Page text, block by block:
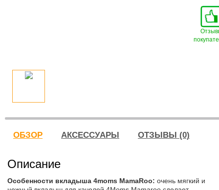
ОБЗОР АКСЕССУАРЫ ОТЗЫВЫ (0)
Описание
Особенности вкладыша 4moms MamaRoo: очень мягкий и